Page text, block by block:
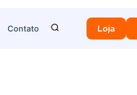
Contato Loja